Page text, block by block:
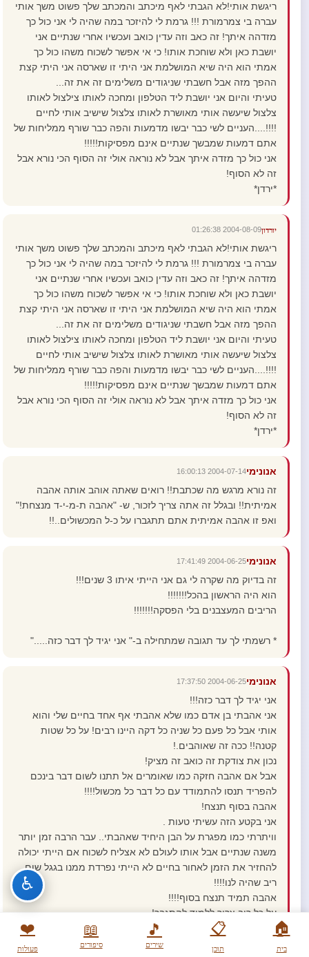
🏠
בית
📋
תוכן
🎵
שירים
📖
סיפורים
❤️
פעולות
ריגשת אותי!לא הגבתי לאף מיכתב והמכתב שלך פשוט משך אותי
עברה בי צמרמורת !!! גרמת לי להיזכר במה שהיה לי אני כול כך
מזדהה איתך! זה כאב וזה עדין כואב ועכשיו אחרי שנתיים אני
יושבת כאן ולא שוחכת אותו! כי אי אפשר לשכוח משהו כול כך
אמתי הוא היה שיא המושלמת אני היתי זו שארסה אני היתי קצת
ההפך מזה אבל חשבתי שניגודים משלימים זה את זה...
טעיתי והיום אני יושבת ליד הטלפון ומחכה לאותו צילצול לאותו
צלצול שיעשה אותי מאושרת לאותו צלצול שישיב אותי לחיים
!!!!....העניים לשי כבר יבשו מדמעות והפה כבר שורף ממליחות של
אתם דמעות שמבשך שנתיים אינם מפסיקות!!!!!
אני כול כך מזדה איתך אבל לא נוראה אולי זה הסוף הכי נורא אבל
זה לא הסוף!
*ירדן*
יורדון2004-08-09 01:26:38
ריגשת אותי!לא הגבתי לאף מיכתב והמכתב שלך פשוט משך אותי
עברה בי צמרמורת !!! גרמת לי להיזכר במה שהיה לי אני כול כך
מזדהה איתך! זה כאב וזה עדין כואב ועכשיו אחרי שנתיים אני
יושבת כאן ולא שוחכת אותו! כי אי אפשר לשכוח משהו כול כך
אמתי הוא היה שיא המושלמת אני היתי זו שארסה אני היתי קצת
ההפך מזה אבל חשבתי שניגודים משלימים זה את זה...
טעיתי והיום אני יושבת ליד הטלפון ומחכה לאותו צילצול לאותו
צלצול שיעשה אותי מאושרת לאותו צלצול שישיב אותי לחיים
!!!!....העניים לשי כבר יבשו מדמעות והפה כבר שורף ממליחות של
אתם דמעות שמבשך שנתיים אינם מפסיקות!!!!!
אני כול כך מזדה איתך אבל לא נוראה אולי זה הסוף הכי נורא אבל
זה לא הסוף!
*ירדן*
אנונימי2004-07-14 16:00:13
זה נורא מרגש מה שכתבת!! רואים שאתה אוהב אותה אהבה
אמיתית!! ובגלל זה אתה צריך לזכור, ש- "אהבה ת-מ-י-ד מנצחת!"
ואפ זו אהבה אמיתית אתם תתגברו על כ-ל המכשולים..!!
אנונימי2004-06-25 17:41:49
זה בדיוק מה שקרה לי גם אני הייתי איתו 3 שנים!!!
הוא היה הראשון בהכל!!!!!!!
הריבים המעצבנים בלי הפסקה!!!!!!!
* רשמתי לך עד תגובה שמתחילה ב-" אני יגיד לך דבר כזה....."
אנונימי2004-06-25 17:37:50
אני יגיד לך דבר כזה!!!
אני אהבתי בן אדם כמו שלא אהבתי אף אחד בחיים שלי והוא
אותי אבל כל פעם כל שניה כל דקה היינו רבים! על כל שטות
קטנה!! ככה זה שאוהבים.!
נכון את צודקת זה כואב זה מציק!
אבל אם אהבה חזקה כמו שאומרים אל תתנו לשום דבר בינכם
להפריד תנסו להתמודד עם כל דבר כל מכשול!!!!
אהבה בסוף תנצח!
אני בקטע הזה עשיתי טעות .
וויתרתי כמו מפגרת על הבן היחיד שאהבתי.. עבר הרבה זמן יותר
משנה שנתיים אבל אותו לעולם לא אצליח לשכוח אם הייתי יכולה
להחזיר את הזמן לאחור בחיים לא הייתי נפרדת ממנו בגגל שום
ריב שהיה לנו!!!!
אהבה תמיד תנצח בסוף!!!!
על כל ריב צריך ללמוד להתגבר!
לדבר עליו ולנסות לפתור ביחד
♿